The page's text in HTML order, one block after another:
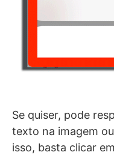
Se quiser, pode
texto na imagem
isso, basta clicar em